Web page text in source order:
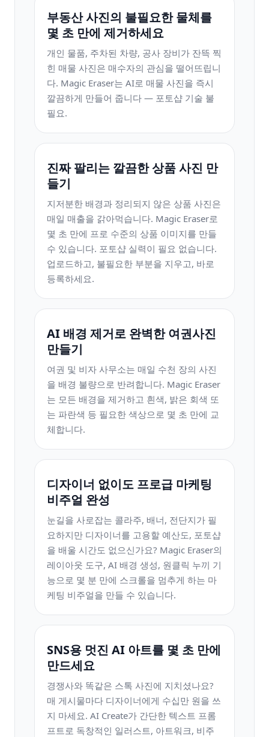
부동산 사진의 불필요한 물체를
몇 초 만에 제거하세요
개인 물품, 주차된 차량, 공사 장비가 잔뜩 찍
힌 매물 사진은 매수자의 관심을 떨어뜨립니
다. Magic Eraser는 AI로 매물 사진을 즉시
깔끔하게 만들어 줍니다 — 포토샵 기술 불
필요.
진짜 팔리는 깔끔한 상품 사진 만
들기
지저분한 배경과 정리되지 않은 상품 사진은
매일 매출을 갉아먹습니다. Magic Eraser로
몇 초 만에 프로 수준의 상품 이미지를 만들
수 있습니다. 포토샵 실력이 필요 없습니다.
업로드하고, 불필요한 부분을 지우고, 바로
등록하세요.
AI 배경 제거로 완벽한 여권사진
만들기
여권 및 비자 사무소는 매일 수천 장의 사진
을 배경 불량으로 반려합니다. Magic Eraser
는 모든 배경을 제거하고 흰색, 밝은 회색 또
는 파란색 등 필요한 색상으로 몇 초 만에 교
체합니다.
디자이너 없이도 프로급 마케팅
비주얼 완성
눈길을 사로잡는 콜라주, 배너, 전단지가 필
요하지만 디자이너를 고용할 예산도, 포토샵
을 배울 시간도 없으신가요? Magic Eraser의
레이아웃 도구, AI 배경 생성, 원클릭 누끼 기
능으로 몇 분 만에 스크롤을 멈추게 하는 마
케팅 비주얼을 만들 수 있습니다.
SNS용 멋진 AI 아트를 몇 초 만에
만드세요
경쟁사와 똑같은 스톡 사진에 지치셨나요?
매 게시물마다 디자이너에게 수십만 원을 쓰
지 마세요. AI Create가 간단한 텍스트 프롬
프트로 독창적인 일러스트, 아트워크, 비주